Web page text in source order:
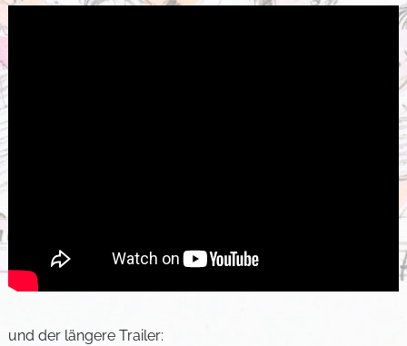
und der längere Trailer: